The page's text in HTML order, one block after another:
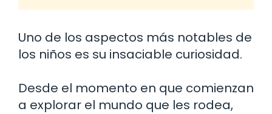
Uno de los aspectos más notables de
los niños es su insaciable curiosidad.
Desde el momento en que comienzan
a explorar el mundo que les rodea,